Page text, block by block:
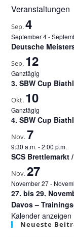
Veranstaltungen
Sep.4
September 4-
Deutsche
Sep. 12
Ganztägig
3. SBW Cup
Okt. 10
Ganztägig
4. SBW Cup
Nov.7
9:30 a.m. -2:00 p.m.
SCS Brettlemarkt
Nov.27
November 27-
27. bis 29.
Davos –
Kalender anzeigen
Neueste